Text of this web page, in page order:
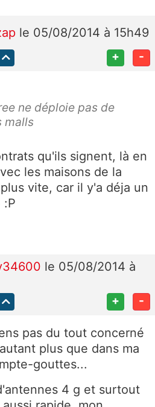
le 05/08/2014 à 15h49
+ -
ne déploie pas de
malls
qu'ils signent, là en
les maisons de la
vite, car il y'a déja un
:P
le 05/08/2014 à
+ -
pas du tout concerné
plus que dans ma
gouttes...
4 g et surtout